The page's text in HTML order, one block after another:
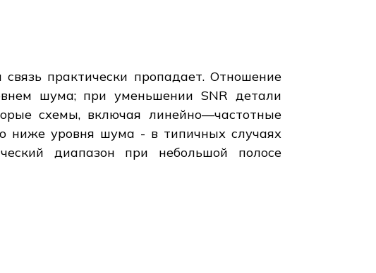
практически пропадает. Отношение
шума; при уменьшении SNR детали
схемы, включая линейно—частотные
ниже уровня шума - в типичных случаях
диапазон при небольшой полосе